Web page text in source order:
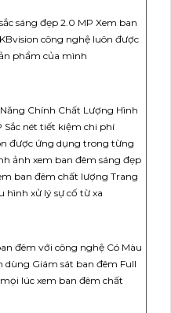
sáng đẹp 2.0 MP Xem ban
công nghệ luôn được
phẩm của mình
Chính Chất Lượng Hình
Sắc nét tiết kiệm chi phí
được ứng dụng trong từng
ảnh xem ban đêm sáng đẹp
ban đêm chất lượng Trang
hình xử lý sự cố từ xa
đêm với công nghệ Có Màu
dùng Giám sát ban đêm Full
lúc xem ban đêm chất